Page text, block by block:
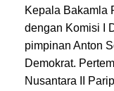
Kepala Bakamla
dengan Komisi I
pimpinan Anton
Demokrat.
Nusantara II